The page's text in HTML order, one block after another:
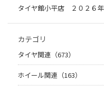
タイヤ館小平店 ２０２６
カテゴリ
タイヤ関連（673）
ホイール関連（163）